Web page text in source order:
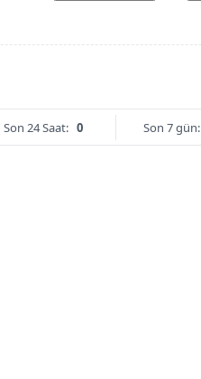
Son 24 Saat: 0 Son 7 gün: